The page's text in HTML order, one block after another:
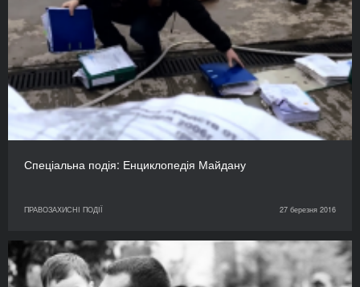
Спеціальна подія: Енциклопедія Майдану
ПРАВОЗАХИСНІ ПОДІЇ 27 березня 2016